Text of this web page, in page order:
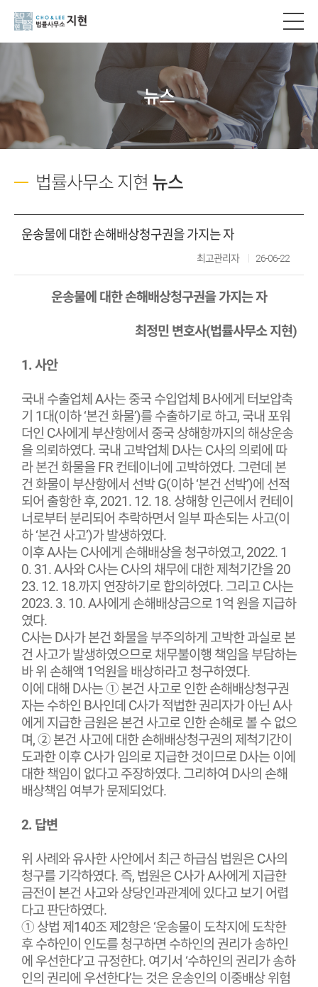
뉴스
법률사무소 지현 뉴스
운송물에 대한 손해배상청구권을 가지는 자
최고관리자 26-06-22
운송물에 대한 손해배상청구권을 가지는 자
최정민 변호사(법률사무소 지현)
1. 사안
국내 수출업체 A사는 중국 수입업체 B사에게 터보압축
기 1대(이하 ‘본건 화물’)를 수출하기로 하고, 국내 포워
더인 C사에게 부산항에서 중국 상해항까지의 해상운송
을 의뢰하였다. 국내 고박업체 D사는 C사의 의뢰에 따
라 본건 화물을 FR 컨테이너에 고박하였다. 그런데 본
건 화물이 부산항에서 선박 G(이하 ‘본건 선박’)에 선적
되어 출항한 후, 2021. 12. 18. 상해항 인근에서 컨테이
너로부터 분리되어 추락하면서 일부 파손되는 사고(이
하 ‘본건 사고’)가 발생하였다.
이후 A사는 C사에게 손해배상을 청구하였고, 2022. 1
0. 31. A사와 C사는 C사의 채무에 대한 제척기간을 20
23. 12. 18.까지 연장하기로 합의하였다. 그리고 C사는
2023. 3. 10. A사에게 손해배상금으로 1억 원을 지급하
였다.
C사는 D사가 본건 화물을 부주의하게 고박한 과실로 본
건 사고가 발생하였으므로 채무불이행 책임을 부담하는
바 위 손해액 1억원을 배상하라고 청구하였다.
이에 대해 D사는 ① 본건 사고로 인한 손해배상청구권
자는 수하인 B사인데 C사가 적법한 권리자가 아닌 A사
에게 지급한 금원은 본건 사고로 인한 손해로 볼 수 없으
며, ② 본건 사고에 대한 손해배상청구권의 제척기간이
도과한 이후 C사가 임의로 지급한 것이므로 D사는 이에
대한 책임이 없다고 주장하였다. 그리하여 D사의 손해
배상책임 여부가 문제되었다.
2. 답변
위 사례와 유사한 사안에서 최근 하급심 법원은 C사의
청구를 기각하였다. 즉, 법원은 C사가 A사에게 지급한
금전이 본건 사고와 상당인과관계에 있다고 보기 어렵
다고 판단하였다.
① 상법 제140조 제2항은 ‘운송물이 도착지에 도착한
후 수하인이 인도를 청구하면 수하인의 권리가 송하인
에 우선한다’고 규정한다. 여기서 ‘수하인의 권리가 송하
인의 권리에 우선한다’는 것은 운송인의 이중배상 위험